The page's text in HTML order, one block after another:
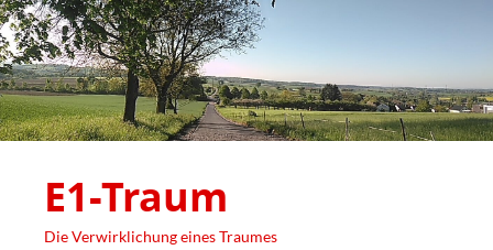
E1-Traum
Die Verwirklichung eines Traumes